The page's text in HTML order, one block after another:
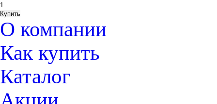
О компании
Как купить
Каталог